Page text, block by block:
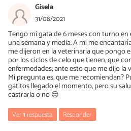
Gisela
31/08/2021
Tengo mi gata de 6 meses con turno
una semana y media. A mi me
me dijeron en la veterinaria que pongo
por los ciclos de celo que tienen, que
enfermedades, ante esto que me dijo
Mi pregunta es, que me recomiendan?
gatitos llegado el momento, pero su
castrarla o no 😔
Ver1respuesta Responder